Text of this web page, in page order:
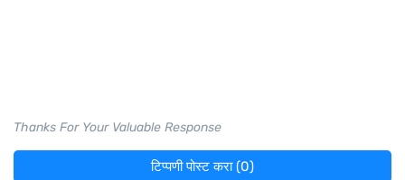
Thanks For Your Valuable Response
टिप्पणी पोस्ट करा (0)